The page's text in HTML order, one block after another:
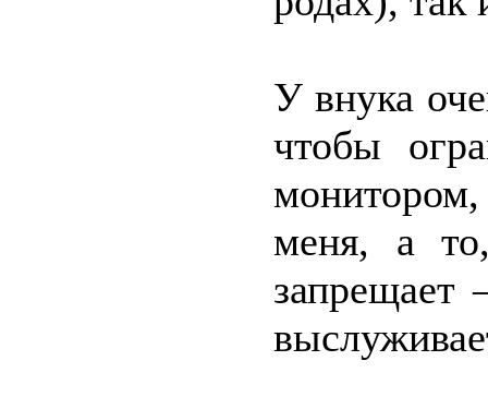
У внука
чтобы
монитором,
меня, а
запрещает